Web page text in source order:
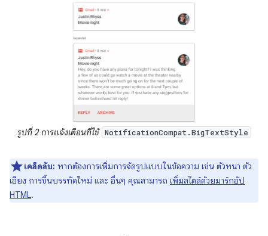
รูปที่ 2 การแจ้งเตือนที่ใช้ NotificationCompat.BigTextStyle
เคล็ดลับ: หากต้องการเพิ่มการจัดรูปแบบในข้อความ เช่น ตัวหนา ตัว
เอียง การขึ้นบรรทัดใหม่ และ อื่นๆ คุณสามารถ เพิ่มสไตล์ด้วยมาร์กอัป
HTML.